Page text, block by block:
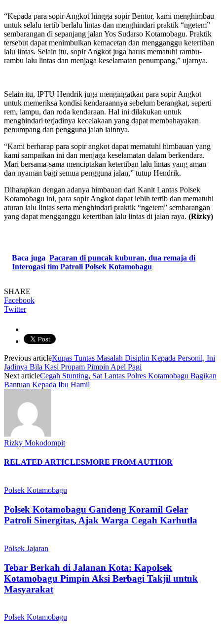
“Kepada para sopir Angkot hingga sopir Bentor, kami menghimbau
untuk selalu tertib berlalu lintas dan menghindari praktik “ngetem”
sembarangan di sepanjang jalan Yos Sudarso Kotamobagu. Praktik
tersebut dapat menimbulkan kemacetan dan mengganggu ketertiban
lalu lintas. Selain itu, sopir Angkot juga harus mematuhi rambu-
rambu lalu lintas dan menjaga keselamatan penumpang,” ujarnya.
Selain itu, IPTU Hendrik juga mengingatkan para sopir Angkot
untuk memeriksa kondisi kendaraannya sebelum berangkat, seperti
rem, lampu, dan roda kendaraan. Hal ini dilakukan untuk
menghindari terjadinya kecelakaan yang dapat membahayakan
penumpang dan pengguna jalan lainnya.
“Kami berharap para sopir angkot dapat mematuhi himbauan yang
kami sampaikan ini dan menjaga keselamatan dalam berkendara.
Mari bersama-sama menciptakan ketertiban lalu lintas yang aman
dan nyaman bagi semua pengguna jalan,” tutup Hendrik.
Diharapkan dengan adanya himbauan dari Kanit Lantas Polsek
Kotamobagu ini, para sopir Angkot dapat lebih tertib dan mematuhi
aturan lalu lintas serta menghindari praktik “ngetem” sembarangan
yang dapat mengganggu ketertiban lalu lintas di jalan raya. (Rizky)
Baca juga Pacaran di puncak kuburan, dua remaja di
Interogasi tim Patroli Polsek Kotamobagu
SHARE
Facebook
Twitter
Previous articleKupas Tuntas Masalah Disiplin Kepada Personil, Ini
Jadinya Bila Kasi Propam Pimpin Apel Pagi
Next articleCegah Stunting, Sat Lantas Polres Kotamobagu Bagikan
Bantuan Kepada Ibu Hamil
Rizky Mokodompit
RELATED ARTICLESMORE FROM AUTHOR
Polsek Kotamobagu
Polsek Kotamobagu Gandeng Koramil Gelar
Patroli Sinergitas, Ajak Warga Cegah Karhutla
Polsek Jajaran
Tebar Berkah di Jalanan Kota: Kapolsek
Kotamobagu Pimpin Aksi Berbagi Takjil untuk
Masyarakat
Polsek Kotamobagu